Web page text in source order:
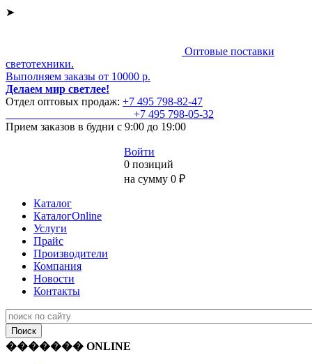
➤
Оптовые поставки
светотехники.
Выполняем заказы от 10000 р.
Делаем мир светлее!
Отдел оптовых продаж: +7 495 798-82-47
+7 495 798-05-32
Прием заказов в будни с 9:00 до 19:00
Войти
0 позиций
на сумму 0 ₽
Каталог
КаталогOnline
Услуги
Прайс
Производители
Компания
Новости
Контакты
������� ONLINE